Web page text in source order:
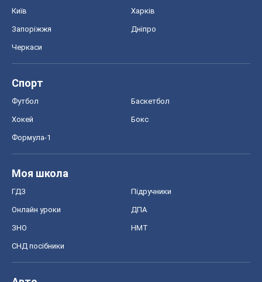
Київ Харків
Запоріжжя Дніпро
Черкаси
Спорт
Футбол Баскетбол
Хокей Бокс
Формула-1
Моя школа
ГДЗ Підручники
Онлайн уроки ДПА
ЗНО НМТ
СНД посібники